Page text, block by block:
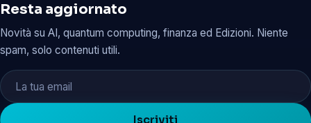
Resta aggiornato
Novità su AI, quantum computing, finanza ed Edizioni. Niente
spam, solo contenuti utili.
Iscriviti